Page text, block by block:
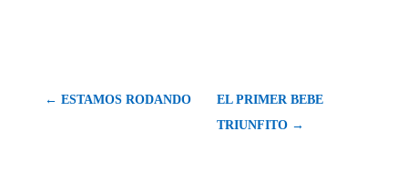
← ESTAMOS RODANDO
EL PRIMER BEBE
TRIUNFITO →